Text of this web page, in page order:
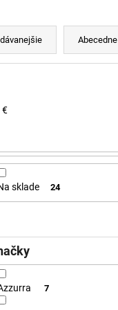
Abecedne
€
sklade 24
7